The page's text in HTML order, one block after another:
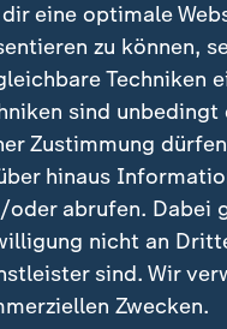
will IP-
im Netz besser
rechtswidrig.
eine optimale
zu können,
Techniken
sind
Zustimmung
hinaus
oder abrufen. Dabei
nicht an
sind. Wir
Zwecken.